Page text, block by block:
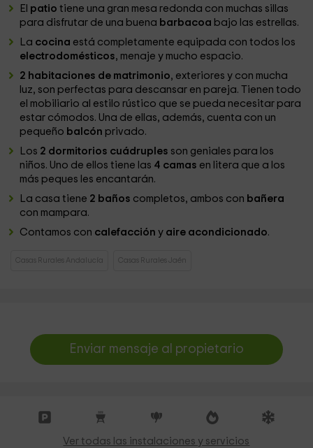
El patio tiene una gran mesa redonda con muchas sillas
para disfrutar de una buena barbacoa bajo las estrellas.
La cocina está completamente equipada con todos los
electrodomésticos, menaje y mucho espacio.
2 habitaciones de matrimonio, exteriores y con mucha
luz, son perfectas para descansar en pareja. Tienen todo
el mobiliario al estilo rústico que se pueda necesitar para
estar cómodos. Una de ellas, además, cuenta con un
pequeño balcón privado.
Los 2 dormitorios cuádruples son geniales para los
niños. Uno de ellos tiene las 4 camas en litera que a los
más peques les encantarán.
La casa tiene 2 baños completos, ambos con bañera
con mampara.
Contamos con calefacción y aire acondicionado.
Casas Rurales Andalucía Casas Rurales Jaén
Enviar mensaje al propietario
Ver todas las instalaciones y servicios